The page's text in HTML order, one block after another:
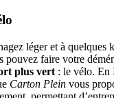
léger et à quelques
pouvez faire votre
plus vert : le vélo. En
Carton Plein vous